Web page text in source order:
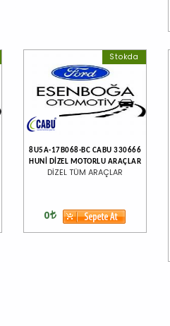
Stokda
8U5A-17B068-BC CABU 330666
HUNİ DİZEL MOTORLU ARAÇLAR
DİZEL TÜM ARAÇLAR
0